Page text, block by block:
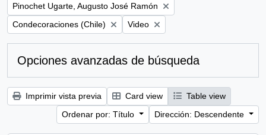
Remove filter:
Pinochet Ugarte, Augusto José Ramón
Remove filter:
Condecoraciones (Chile) Remove filter:
Video
Opciones avanzadas de búsqueda
Imprimir vista previa Card view
Table view
Ordenar por: Título
Dirección: Descendente